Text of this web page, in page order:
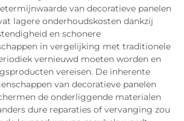
van decoratieve panelen
lagere onderhoudskosten dankzij
en schonere
in vergelijking met traditionele
vernieuwd moeten worden en
vereisen. De inherente
van decoratieve panelen
de onderliggende materialen
dure reparaties of vervanging zou